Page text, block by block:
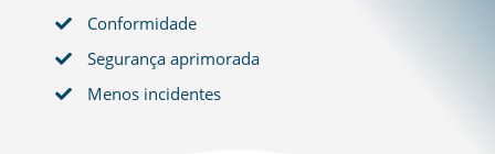
Conformidade
Segurança aprimorada
Menos incidentes